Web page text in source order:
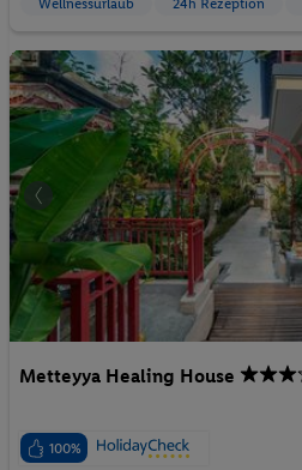
Wellnessurlaub 24h Rezeption
Metteyya Healing House
100%